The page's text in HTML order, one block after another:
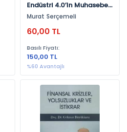
Endüstri 4.0’In Muhasebe,
Denetim Ve Finans
Dünyasına Yansımaları
Murat Serçemeli
60,00 TL
Basılı Fiyatı:
150,00 TL
%60 Avantajlı